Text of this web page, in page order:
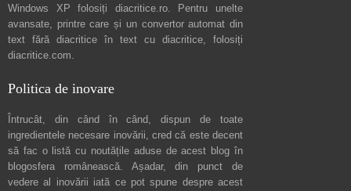
Windows XP folosiți diacritice.ro. Pentru unelte
avansate, printre care și un convertor automat din
text fără diacritice în text cu diacritice, folosiți
diacritice.com.
Politica de inovare
Întrucât, din când în când, dispun de toate
ingredientele necesare inovării, cred că este decent
să fac o listă cu noutățile aduse de acest blog în
blogosfera românească. Așadar, din punct de
vedere al inovării iată ce pot spune despre acest